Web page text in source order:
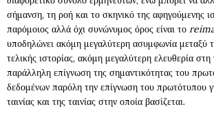
σήμανση, τη ροή και το σκηνικό της αφηγούμενης
παρόμοιος αλλά όχι συνώνυμος όρος είναι το
υποδηλώνει ακόμη μεγαλύτερη ασυμφωνία μεταξύ
τελικής ιστορίας, ακόμη μεγαλύτερη ελευθερία
παράλληλη επίγνωση της σημαντικότητας του
δεδομένων παρόλη την επίγνωση του πρωτότυπου
ταινίας και της ταινίας στην οποία βασίζεται.